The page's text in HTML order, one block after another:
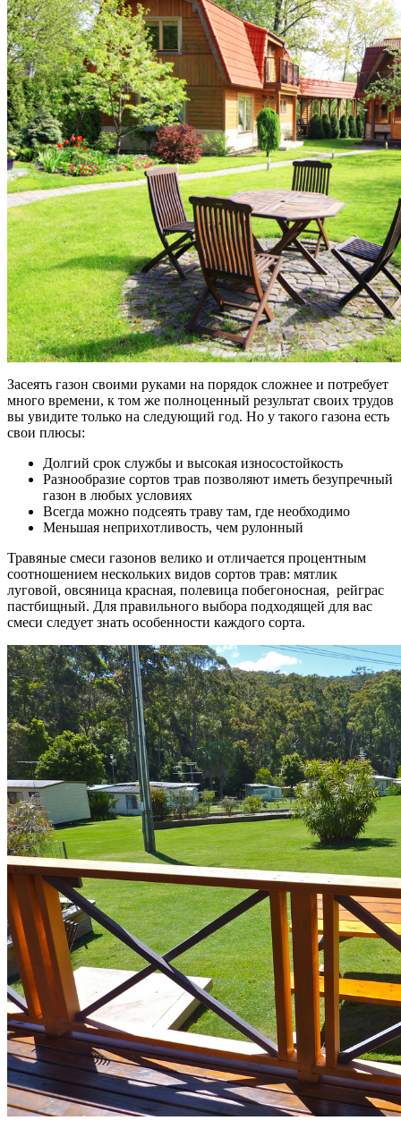
Засеять газон своими руками на порядок сложнее и потребует
много времени, к том же полноценный результат своих трудов
вы увидите только на следующий год. Но у такого газона есть
свои плюсы:
Долгий срок службы и высокая износостойкость
Разнообразие сортов трав позволяют иметь безупречный
газон в любых условиях
Всегда можно подсеять траву там, где необходимо
Меньшая неприхотливость, чем рулонный
Травяные смеси газонов велико и отличается процентным
соотношением нескольких видов сортов трав: мятлик
луговой, овсяница красная, полевица побегоносная, рейграс
пастбищный. Для правильного выбора подходящей для вас
смеси следует знать особенности каждого сорта.